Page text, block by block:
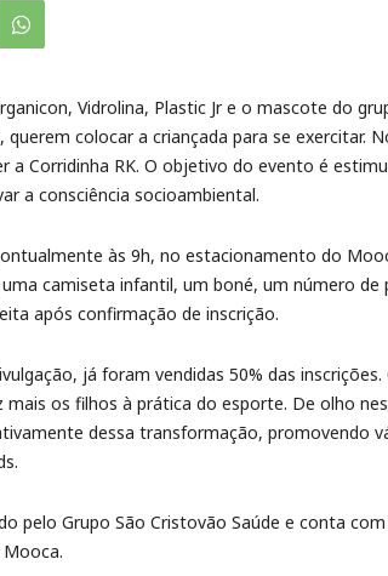
Vidrolina, Plastic Jr e o mascote do
querem colocar a criançada para se exercitar.
a Corridinha RK. O objetivo do evento é
a consciência socioambiental.
às 9h, no estacionamento do
camiseta infantil, um boné, um número de
após confirmação de inscrição.
já foram vendidas 50% das
mais os filhos à prática do esporte. De olho
dessa transformação, promovendo
pelo Grupo São Cristovão Saúde e conta